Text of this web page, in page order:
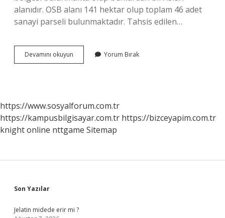
alanıdır. OSB alanı 141 hektar olup toplam 46 adet
sanayi parseli bulunmaktadır. Tahsis edilen…
Devamını okuyun
Sanayi
Yorum Bırak
https://www.sosyalforum.com.tr
https://kampusbilgisayar.com.tr https://bizceyapim.com.tr
knight online nttgame Sitemap
Sidebar
Son Yazılar
Jelatin midede erir mi ?